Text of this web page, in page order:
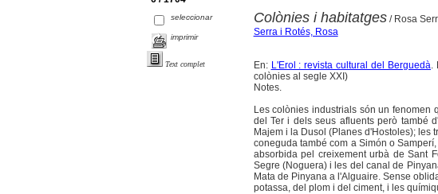
seleccionar
imprimir
Text complet
Colònies i habitatges/ Rosa
Serra i Rotés, Rosa
En: L'Erol : revista cultural del Berguedà
colònies al segle XXI)
Notes.
Les colònies industrials són un fenomen
del Ter i dels seus afluents però també
Majem i la Dusol (Planes d'Hostoles); les
coneguda també com a Simón o
absorbida pel creixement urbà de Sant
Segre (Noguera) i les del canal de
Mata de Pinyana a l'Alguaire. Sense
potassa, del plom i del ciment, i les